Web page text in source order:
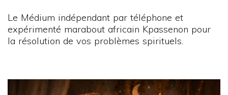
Le Médium indépendant par téléphone et
expérimenté marabout africain Kpassenon pour
la résolution de vos problèmes spirituels.